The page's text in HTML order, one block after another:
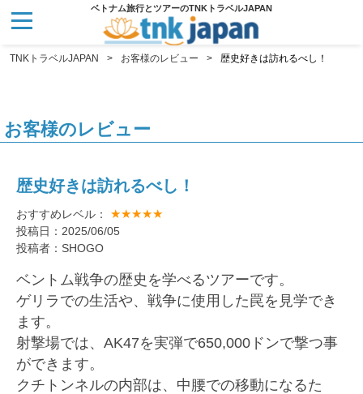
ベトナム旅行とツアーのTNKトラベルJAPAN
TNKトラベルJAPAN お客様のレビュー 歴史好きは訪れるべし！
お客様のレビュー
歴史好きは訪れるべし！
おすすめレベル： ★★★★★
投稿日：2025/06/05
投稿者：SHOGO
ベントム戦争の歴史を学べるツアーです。
ゲリラでの生活や、戦争に使用した罠を見学でき
ます。
射撃場では、AK47を実弾で650,000ドンで撃つ事
ができます。
クチトンネルの内部は、中腰での移動になるた